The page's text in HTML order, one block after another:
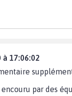
17:06:02
par des